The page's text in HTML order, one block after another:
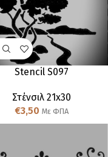
Stencil S097
Στένσιλ 21x30
€3,50 Με ΦΠΑ